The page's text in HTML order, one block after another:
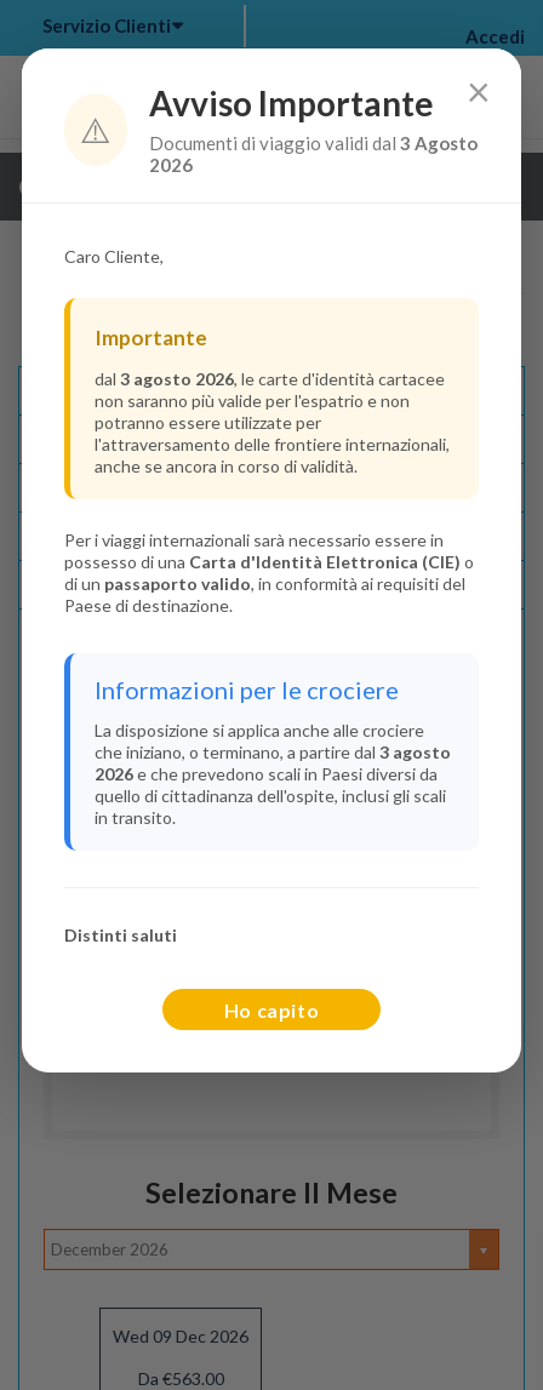
my bookings >
Servizio Clienti Accedi
Guarda i dettagli della crociera
Descrizione E Itinerario
Disponibilità
Recensioni
Lascia La Tua Recensione
Indica il numero dei passeggeri
Junior(Da 13 a 17 anni)
0
(Da 0 a 2 anni)
Selezionare Il Mese
December 2026
Wed 09 Dec 2026
Da €563.00
×
⚠️
Avviso Importante
Documenti di viaggio validi dal3 Agosto
2026
Caro Cliente,
Importante
dal 3 agosto 2026, le carte d'identità cartacee
non saranno più valide per l'espatrio e non
potranno essere utilizzate per
l'attraversamento delle frontiere internazionali,
anche se ancora in corso di validità.
Per i viaggi internazionali sarà necessario essere in
possesso di una Carta d'Identità Elettronica (CIE) o
di un passaporto valido, in conformità ai requisiti del
Paese di destinazione.
Informazioni per le crociere
La disposizione si applica anche alle crociere
che iniziano, o terminano, a partire dal 3 agosto
2026e che prevedono scali in Paesi diversi da
quello di cittadinanza dell'ospite, inclusi gli scali
in transito.
Distinti saluti
Ho capito